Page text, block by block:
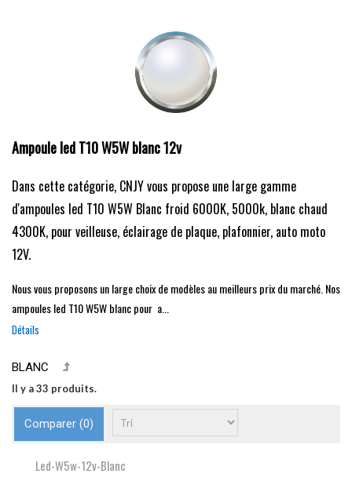
Ampoule led T10 W5W blanc 12v
Dans cette catégorie, CNJY vous propose une large gamme
d'ampoules led T10 W5W Blanc froid 6000K, 5000k, blanc chaud
4300K, pour veilleuse, éclairage de plaque, plafonnier, auto moto
12V.
Nous vous proposons un large choix de modèles au meilleurs prix du marché. Nos
ampoules led T10 W5W blanc pour a...
Détails
BLANC
Il y a 33 produits.
Comparer (0)
Led-W5w-12v-Blanc